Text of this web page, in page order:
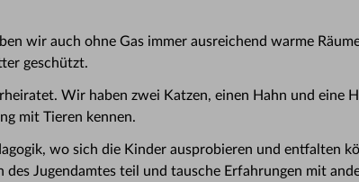
wir auch ohne Gas immer ausreichend warme
geschützt.
Wir haben zwei Katzen, einen Hahn und eine
mit Tieren kennen.
wo sich die Kinder ausprobieren und entfalten
Jugendamtes teil und tausche Erfahrungen mit